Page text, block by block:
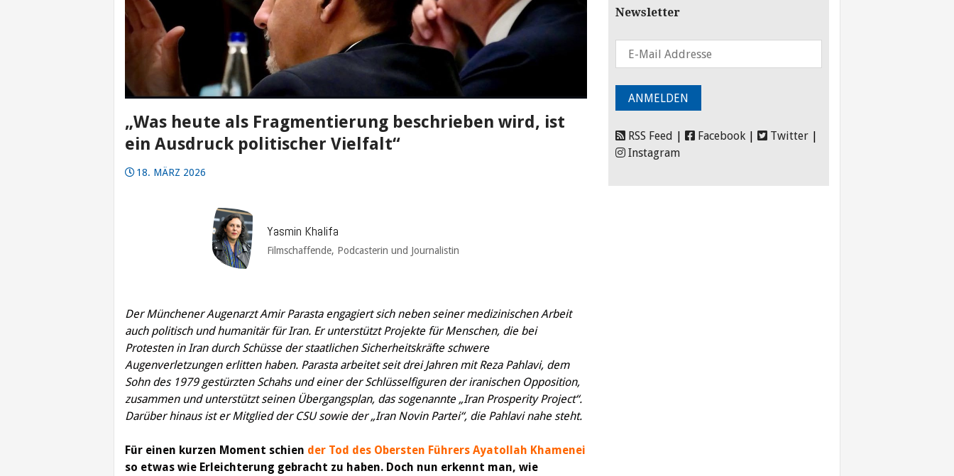
„Was heute als Fragmentierung beschrieben wird, ist
ein Ausdruck politischer Vielfalt“
18. MÄRZ 2026
Yasmin Khalifa
Filmschaffende, Podcasterin und Journalistin
Der Münchener Augenarzt Amir Parasta engagiert sich neben seiner medizinischen Arbeit
auch politisch und humanitär für Iran. Er unterstützt Projekte für Menschen, die bei
Protesten in Iran durch Schüsse der staatlichen Sicherheitskräfte schwere
Augenverletzungen erlitten haben. Parasta arbeitet seit drei Jahren mit Reza Pahlavi, dem
Sohn des 1979 gestürzten Schahs und einer der Schlüsselfiguren der iranischen Opposition,
zusammen und unterstützt seinen Übergangsplan, das sogenannte „Iran Prosperity Project“.
Darüber hinaus ist er Mitglied der CSU sowie der „Iran Novin Partei“, die Pahlavi nahe steht.
Für einen kurzen Moment schien der Tod des Obersten Führers Ayatollah Khamenei
so etwas wie Erleichterung gebracht zu haben. Doch nun erkennt man, wie
Newsletter
RSS Feed Facebook Twitter
Instagram